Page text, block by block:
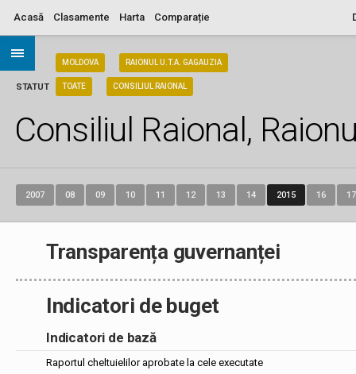
Acasă Clasamente Harta Comparație
STATUT
MOLDOVA RAIONUL U.T.A. GAGAUZIA
TOATE CONSILIUL RAIONAL
Consiliul Raional,
2007 08 09 10 11 12 13 14 2015 16 17
Transparența guvernanței
Indicatori de buget
Indicatori de bază
Raportul cheltuielilor aprobate la cele executate